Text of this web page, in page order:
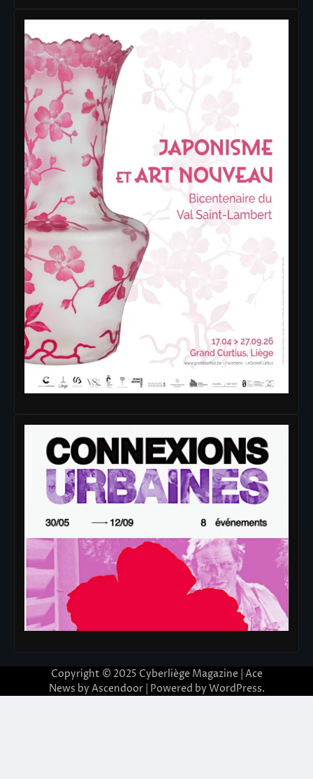
Copyright © 2025 Cyberliège Magazine | Ace
News by Ascendoor| Powered by WordPress.